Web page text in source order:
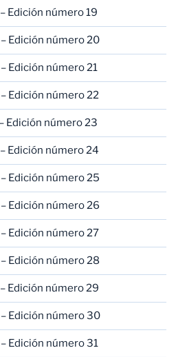
Edición número 19
Edición número 20
Edición número 21
Edición número 22
Edición número 23
Edición número 24
Edición número 25
Edición número 26
Edición número 27
Edición número 28
Edición número 29
Edición número 30
Edición número 31